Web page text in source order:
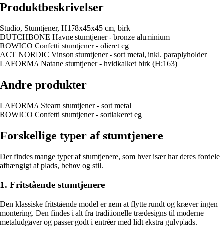
Produktbeskrivelser
Studio, Stumtjener, H178x45x45 cm, birk
DUTCHBONE Havne stumtjener - bronze aluminium
ROWICO Confetti stumtjener - olieret eg
ACT NORDIC Vinson stumtjener - sort metal, inkl. paraplyholder
LAFORMA Natane stumtjener - hvidkalket birk (H:163)
Andre produkter
LAFORMA Stearn stumtjener - sort metal
ROWICO Confetti stumtjener - sortlakeret eg
Forskellige typer af stumtjenere
Der findes mange typer af stumtjenere, som hver især har deres fordele
afhængigt af plads, behov og stil.
1. Fritstående stumtjenere
Den klassiske fritstående model er nem at flytte rundt og kræver ingen
montering. Den findes i alt fra traditionelle trædesigns til moderne
metaludgaver og passer godt i entréer med lidt ekstra gulvplads.